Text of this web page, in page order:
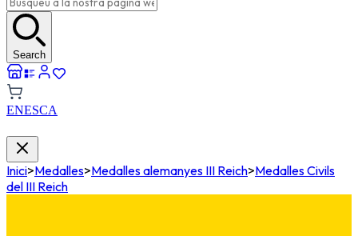
Search
ENESCA
Inici>Medalles>Medalles alemanyes III Reich>Medalles Civils
del III Reich